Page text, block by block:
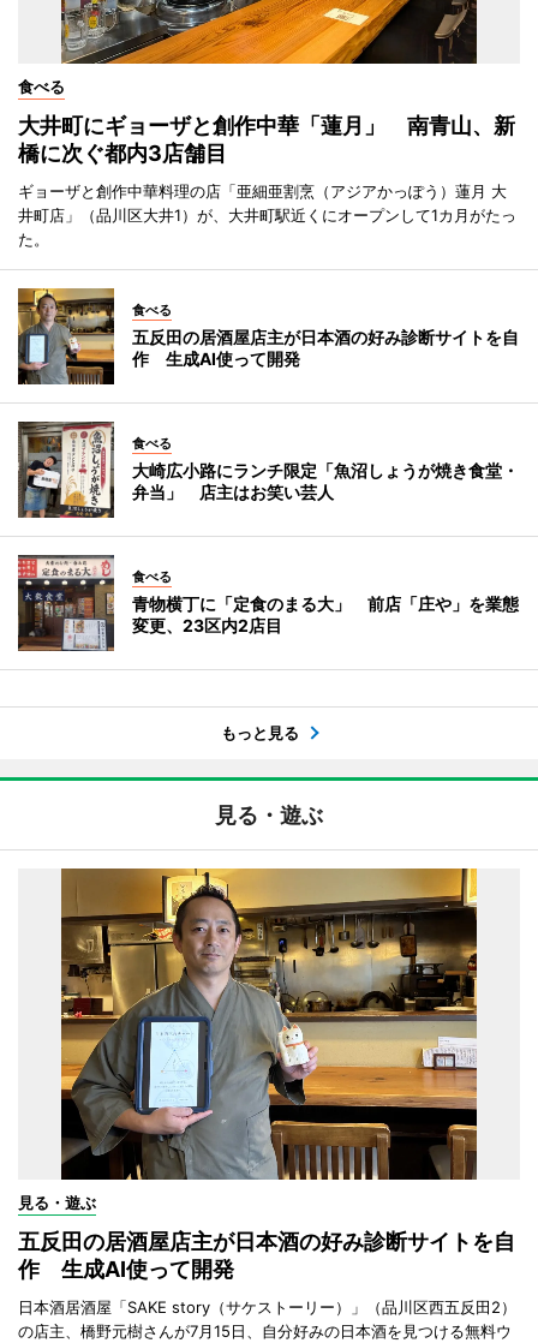
食べる
大井町にギョーザと創作中華「蓮月」 南青山、新
橋に次ぐ都内3店舗目
ギョーザと創作中華料理の店「亜細亜割烹（アジアかっぽう）蓮月 大
井町店」（品川区大井1）が、大井町駅近くにオープンして1カ月がたっ
た。
食べる
五反田の居酒屋店主が日本酒の好み診断サイトを自
作 生成AI使って開発
食べる
大崎広小路にランチ限定「魚沼しょうが焼き食堂・
弁当」 店主はお笑い芸人
食べる
青物横丁に「定食のまる大」 前店「庄や」を業態
変更、23区内2店目
もっと見る
見る・遊ぶ
見る・遊ぶ
五反田の居酒屋店主が日本酒の好み診断サイトを自
作 生成AI使って開発
日本酒居酒屋「SAKE story（サケストーリー）」（品川区西五反田2）
の店主、橋野元樹さんが7月15日、自分好みの日本酒を見つける無料ウ